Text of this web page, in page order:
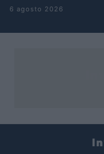
Pular para o conteúdo
6 agosto 2026